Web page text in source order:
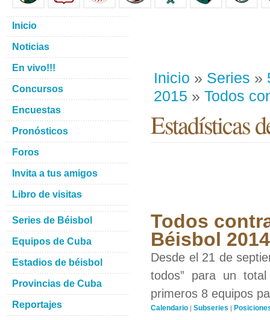
Inicio » Series »
2015 » Todos
Estadísticas
Todos
Béisbol
Desde el 21 de
todos” para un
primeros 8 equipos
Calendario | Subseries |
Inicio
Noticias
En vivo!!!
Concursos
Encuestas
Pronósticos
Foros
Invita a tus amigos
Libro de visitas
Series de Béisbol
Equipos de Cuba
Estadios de béisbol
Provincias de Cuba
Reportajes